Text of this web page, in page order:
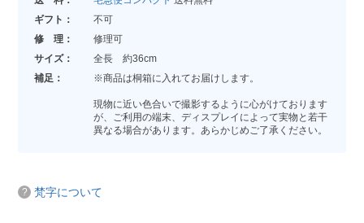
ギフト：
不可
修 理：
修理可
サイズ：
全長 約36cm
補足：
※商品は桐箱に入れてお届けします。
現物に近い色合いで撮影するように心がけております
が、ご利用の端末、ディスプレイによって実物と若干
異なる場合があります。あらかじめご了承ください。
梵字について